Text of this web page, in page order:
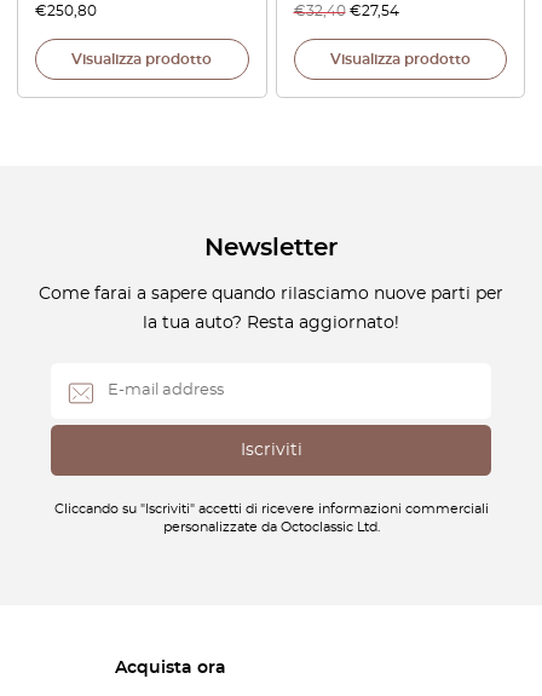
€250,80
Visualizza prodotto
€32,40 €27,54
Visualizza prodotto
Newsletter
Come farai a sapere quando rilasciamo nuove parti per
la tua auto? Resta aggiornato!
Cliccando su "Iscriviti" accetti di ricevere informazioni commerciali
personalizzate da Octoclassic Ltd.
Acquista ora